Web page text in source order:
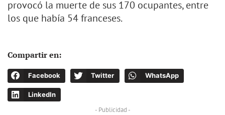
provocó la muerte de sus 170 ocupantes, entre
los que había 54 franceses.
Compartir en:
Facebook Twitter WhatsApp
LinkedIn
- Publicidad -